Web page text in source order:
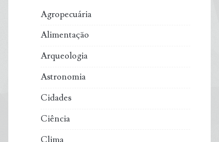
Agropecuária
Alimentação
Arqueologia
Astronomia
Cidades
Ciência
Clima